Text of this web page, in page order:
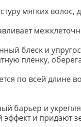
мягких
блеск и
пленку,
по всей длине
барьер и
эффект и придают